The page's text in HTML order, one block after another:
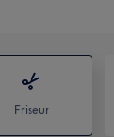
Friseur